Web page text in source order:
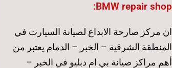
BMW repair shop:
ان مركز صارحة الابداع لصيانة السيارت في
المنطقة الشرقية – الخبر – الدمام يعتبر من
أهم مراكز صيانة بي ام دبليو في الخبر –